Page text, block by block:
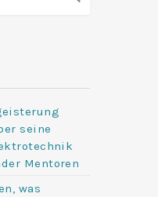
seine
Mentoren
was